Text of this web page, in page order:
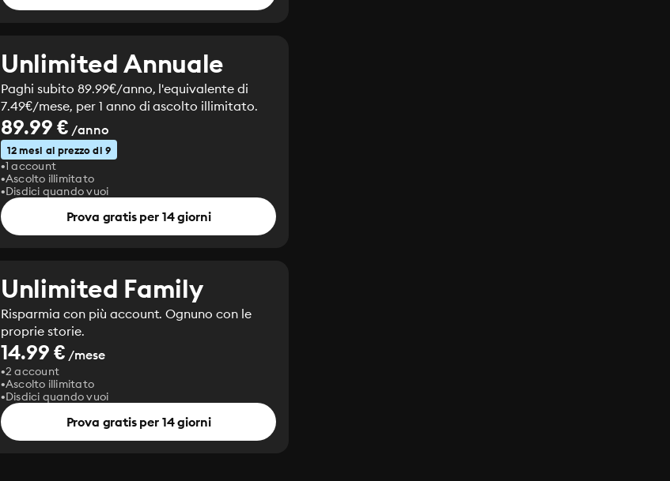
Unlimited Annuale
Paghi subito 89.99€/anno, l'equivalente di
7.49€/mese, per 1 anno di ascolto illimitato.
89.99 € /anno
12 mesi al prezzo di 9
1 account
Ascolto illimitato
Disdici quando vuoi
Prova gratis per 14 giorni
Unlimited Family
Risparmia con più account. Ognuno con le
proprie storie.
14.99 € /mese
2 account
Ascolto illimitato
Disdici quando vuoi
Prova gratis per 14 giorni